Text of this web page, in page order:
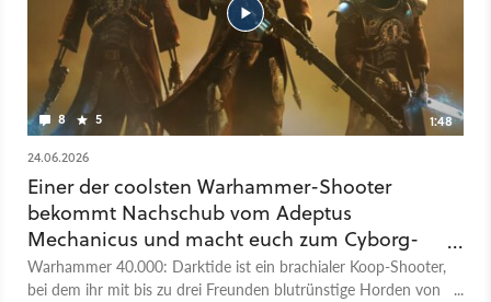
8 5
1:48
24.06.2026
Einer der coolsten Warhammer-Shooter
bekommt Nachschub vom Adeptus
Mechanicus und macht euch zum Cyborg-
Krieger
Warhammer 40.000: Darktide ist ein brachialer Koop-Shooter,
bei dem ihr mit bis zu drei Freunden blutrünstige Horden von